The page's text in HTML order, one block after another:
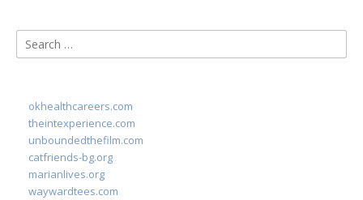
Search
for:
okhealthcareers.com
theintexperience.com
unboundedthefilm.com
catfriends-bg.org
marianlives.org
waywardtees.com